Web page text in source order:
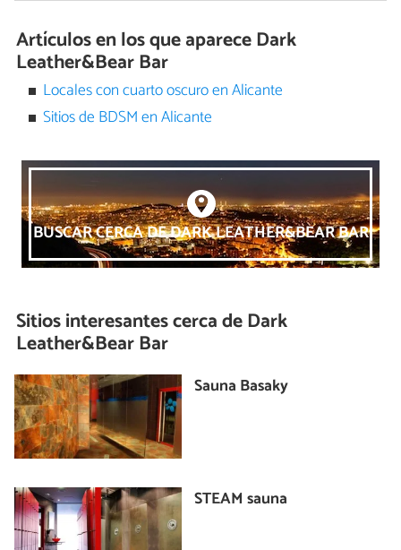
Artículos en los que aparece Dark
Leather&Bear Bar
Locales con cuarto oscuro en Alicante
Sitios de BDSM en Alicante
BUSCAR CERCA DE DARK LEATHER&BEAR BAR
Sitios interesantes cerca deDark
Leather&Bear Bar
Sauna Basaky
STEAM sauna